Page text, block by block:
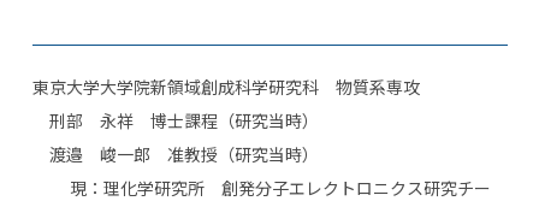
東京大学大学院新領域創成科学研究科 物質系専攻
刑部 永祥 博士課程（研究当時）
渡邉 峻一郎 准教授（研究当時）
現：理化学研究所 創発分子エレクトロニクス研究チー